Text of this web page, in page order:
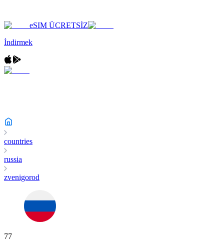
eSIM ÜCRETSİZ
İndirmek
countries
russia
zvenigorod
77